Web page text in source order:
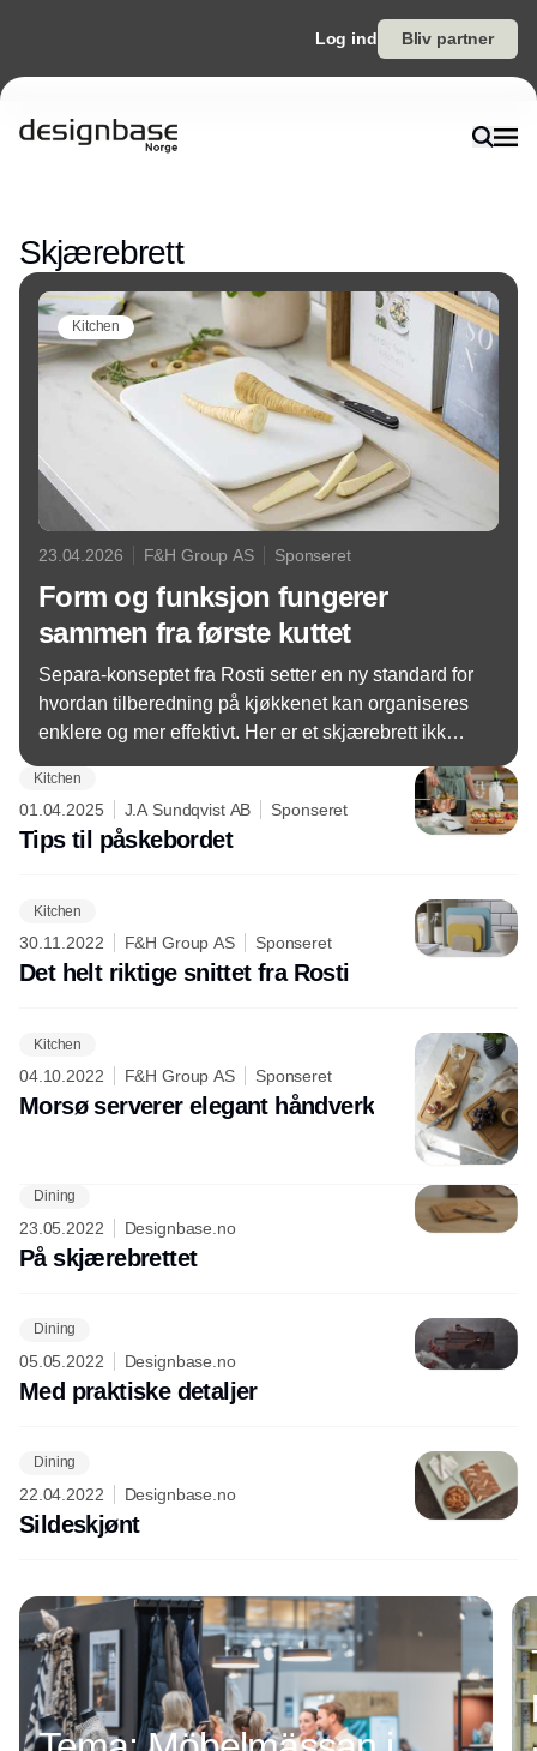
Log ind Bliv partner
Skjærebrett
Kitchen
23.04.2026 F&H Group AS Sponseret
Form og funksjon fungerer
sammen fra første kuttet
Separa-konseptet fra Rosti setter en ny standard for
hvordan tilberedning på kjøkkenet kan organiseres
enklere og mer effektivt. Her er et skjærebrett ikke
som kombinerer flere arbeidsflyter i ett design.
Kitchen
01.04.2025 J.A Sundqvist AB Sponseret
Tips til påskebordet
Kitchen
30.11.2022 F&H Group AS Sponseret
Det helt riktige snittet fra Rosti
Kitchen
04.10.2022 F&H Group AS Sponseret
Morsø serverer elegant håndverk
Dining
23.05.2022 Designbase.no
På skjærebrettet
Dining
05.05.2022 Designbase.no
Med praktiske detaljer
Dining
22.04.2022 Designbase.no
Sildeskjønt